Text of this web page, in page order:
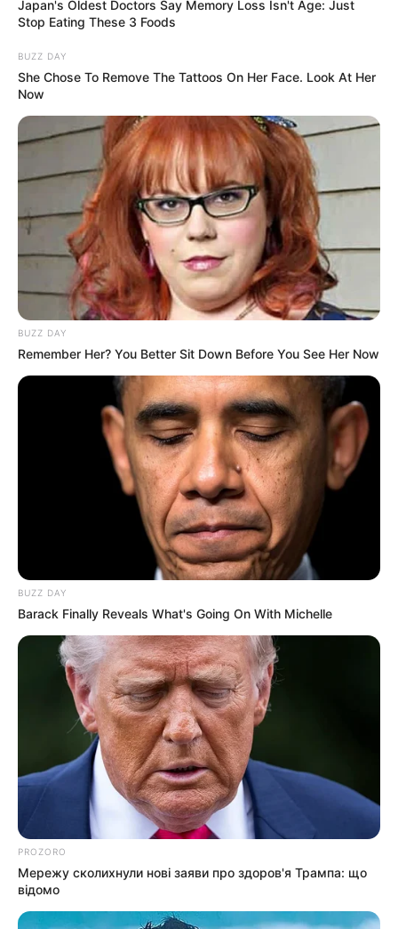
авторизуватись.
Ужгород
влажность:
давление:
ветер:
Погода на 10 дней от sinoptik.ua
Новини
Скандал у Берегівському ТЦК: сотням чоловіків
незаконно скасовували відстрочки та не
випускали з приміщення (фото)
Попит на нерухомість в Ужгороді зростає –
аналітика девелопера підтверджує
загальнонаціональний інтерес
У селі на Закарпатті жінки взялися засипати
джерело, з якого люди набирали питну воду: що
сталося? (фото, відео)
До $20 тисяч за «списання»: на Закарпатті
розслідують схему з військовозобов’язаними —
підозри отримали екскерівники Мукачівського
У Ясінянській громаді відкрили черговий простір
психологічної підтримки (фото)
Категорії
Без рубрики
Japan's Oldest Doctors Say Memory Loss Isn't Age: Just
Stop Eating These 3 Foods
BUZZ DAY
She Chose To Remove The Tattoos On Her Face. Look At Her
Now
BUZZ DAY
Remember Her? You Better Sit Down Before You See Her Now
BUZZ DAY
Barack Finally Reveals What's Going On With Michelle
PROZORO
Мережу сколихнули нові заяви про здоров'я Трампа: що
відомо